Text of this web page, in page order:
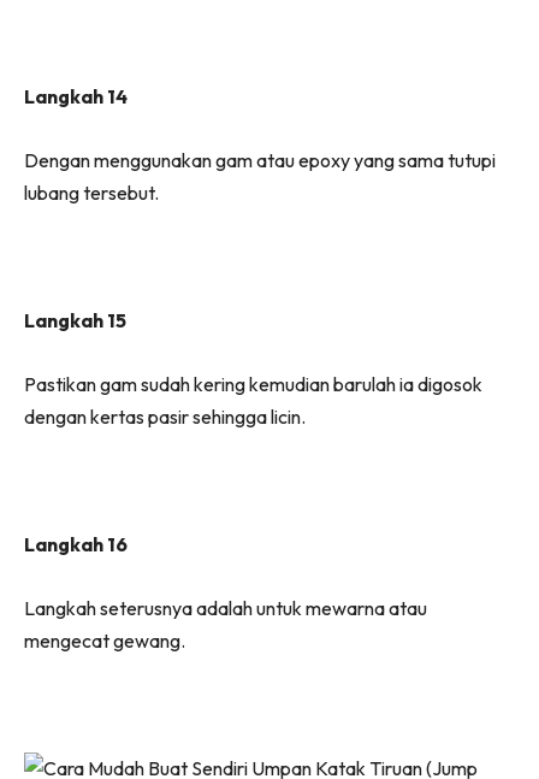
Langkah 14
Dengan menggunakan gam atau epoxy yang sama tutupi
lubang tersebut.
Langkah 15
Pastikan gam sudah kering kemudian barulah ia digosok
dengan kertas pasir sehingga licin.
Langkah 16
Langkah seterusnya adalah untuk mewarna atau
mengecat gewang.